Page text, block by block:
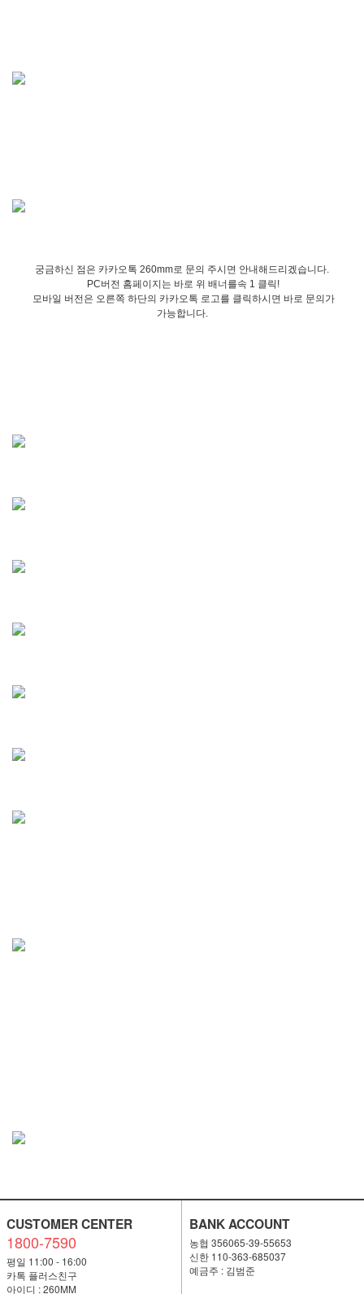
궁금하신 점은 카카오톡 260mm로 문의 주시면 안내해드리겠습니다.
PC버전 홈페이지는 바로 위 배너를속 1 클릭!
모바일 버전은 오른쪽 하단의 카카오톡 로고를 클릭하시면 바로 문의가
가능합니다.
CUSTOMER CENTER
1800-7590
평일 11:00 - 16:00
카톡 플러스친구
아이디 : 260MM
BANK ACCOUNT
농협 356065-39-55653
신한 110-363-685037
예금주 : 김범준